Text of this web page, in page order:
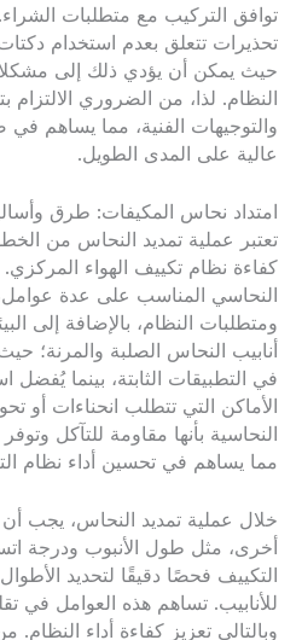
توافق التركيب مع متطلبات
تحذيرات تتعلق بعدم استخدام
حيث يمكن أن يؤدي ذلك إلى
النظام. لذا، من الضروري
والتوجيهات الفنية، مما يساهم
عالية على المدى الطويل.
امتداد نحاس المكيفات: طرق
تعتبر عملية تمديد النحاس من
كفاءة نظام تكييف الهواء المركزي.
النحاسي المناسب على عدة
ومتطلبات النظام، بالإضافة إلى
أنابيب النحاس الصلبة والمرنة؛
في التطبيقات الثابتة، بينما يُفضل
الأماكن التي تتطلب انحناءات أو
النحاسية بأنها مقاومة للتآكل
مما يساهم في تحسين أداء نظام
خلال عملية تمديد النحاس، يجب
أخرى، مثل طول الأنبوب ودرجة
التكييف فحصًا دقيقًا لتحديد
للأنابيب. تساهم هذه العوامل في
وبالتالي تعزيز كفاءة أداء النظام.